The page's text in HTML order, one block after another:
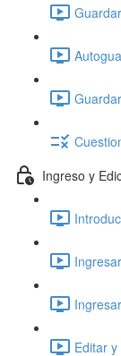
Ingreso y
Editar